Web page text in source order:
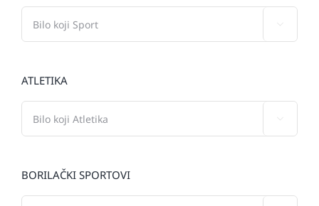
ATLETIKA
BORILAČKI SPORTOVI